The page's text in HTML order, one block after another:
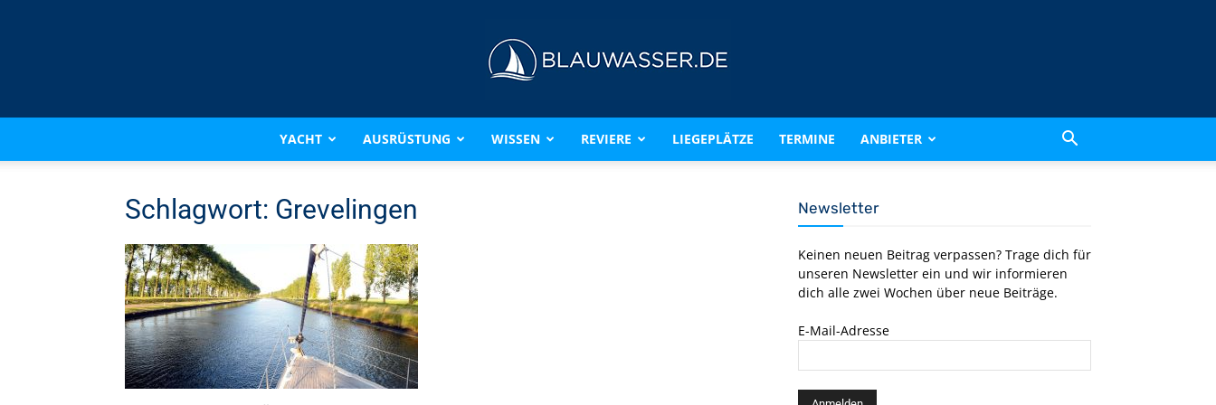
BLAUWASSER.DE
YACHT AUSRÜSTUNG WISSEN REVIERE LIEGEPLÄTZE TERMINE ANBIETER
Schlagwort: Grevelingen Newsletter
Keinen neuen Beitrag verpassen? Trage dich für
unseren Newsletter ein und wir informieren
dich alle zwei Wochen über neue Beiträge.
E-Mail-Adresse